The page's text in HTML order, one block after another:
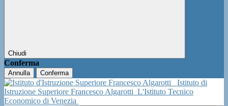
Chiudi
Conferma
Annulla Conferma
Istituto di
Istruzione Superiore Francesco Algarotti L'Istituto Tecnico
Economico di Venezia